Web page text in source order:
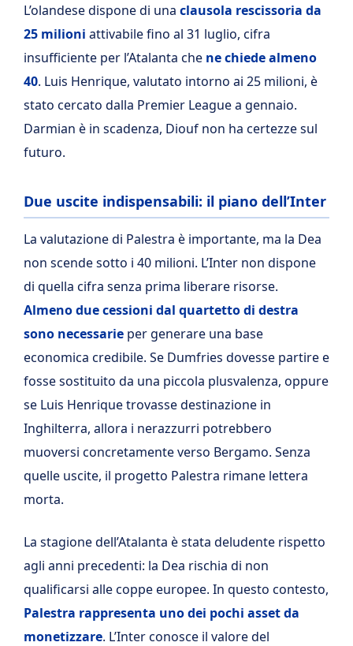
L’olandese dispone di una clausola rescissoria da
25 milioni attivabile fino al 31 luglio, cifra
insufficiente per l’Atalanta che ne chiede almeno
40. Luis Henrique, valutato intorno ai 25 milioni, è
stato cercato dalla Premier League a gennaio.
Darmian è in scadenza, Diouf non ha certezze sul
futuro.
Due uscite indispensabili: il piano dell’Inter
La valutazione di Palestra è importante, ma la Dea
non scende sotto i 40 milioni. L’Inter non dispone
di quella cifra senza prima liberare risorse.
Almeno due cessioni dal quartetto di destra
sono necessarie per generare una base
economica credibile. Se Dumfries dovesse partire e
fosse sostituito da una piccola plusvalenza, oppure
se Luis Henrique trovasse destinazione in
Inghilterra, allora i nerazzurri potrebbero
muoversi concretamente verso Bergamo. Senza
quelle uscite, il progetto Palestra rimane lettera
morta.
La stagione dell’Atalanta è stata deludente rispetto
agli anni precedenti: la Dea rischia di non
qualificarsi alle coppe europee. In questo contesto,
Palestra rappresenta uno dei pochi asset da
monetizzare. L’Inter conosce il valore del